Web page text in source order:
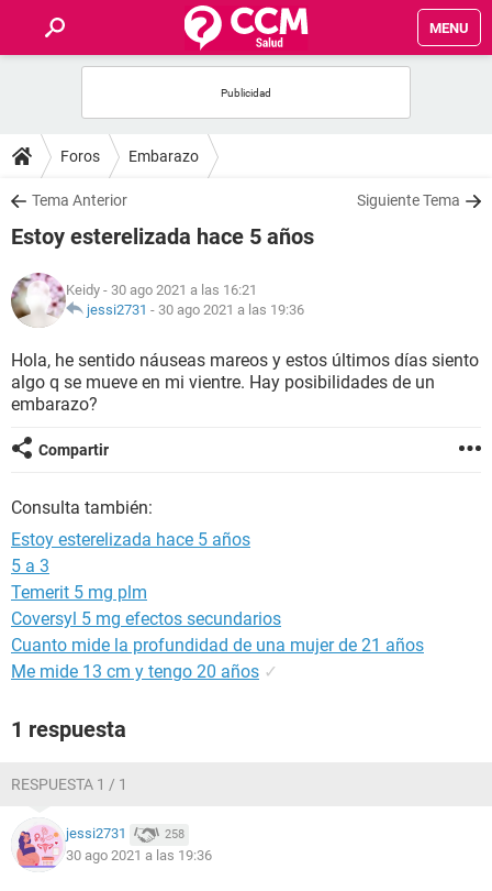
MENU
FOROS
SALUD
FAMILIA
NUTRICIÓN
BIENESTAR
Foros Embarazo
Tema Anterior Siguiente Tema
Estoy esterelizada hace 5 años
Keidy - 30 ago 2021 a las 16:21
jessi2731 - 30 ago 2021 a las 19:36
Hola, he sentido náuseas mareos y estos últimos días siento
algo q se mueve en mi vientre. Hay posibilidades de un
embarazo?
Compartir
Consulta también:
Estoy esterelizada hace 5 años
5 a 3
Temerit 5 mg plm
Coversyl 5 mg efectos secundarios
Cuanto mide la profundidad de una mujer de 21 años
Me mide 13 cm y tengo 20 años ✓
1 respuesta
RESPUESTA 1 / 1
jessi2731 258
30 ago 2021 a las 19:36